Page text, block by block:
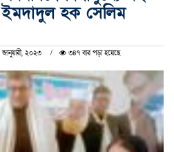
হক সেলিম
২০২৩ ৩৪৭ বার পড়া হয়েছে